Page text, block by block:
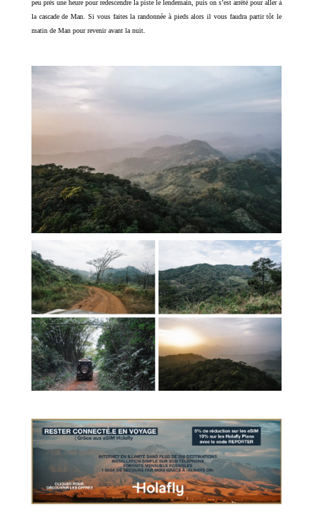
peu près une heure pour redescendre la piste le lendemain, puis on s’est arrêté pour aller à
la cascade de Man. Si vous faites la randonnée à pieds alors il vous faudra partir tôt le
matin de Man pour revenir avant la nuit.